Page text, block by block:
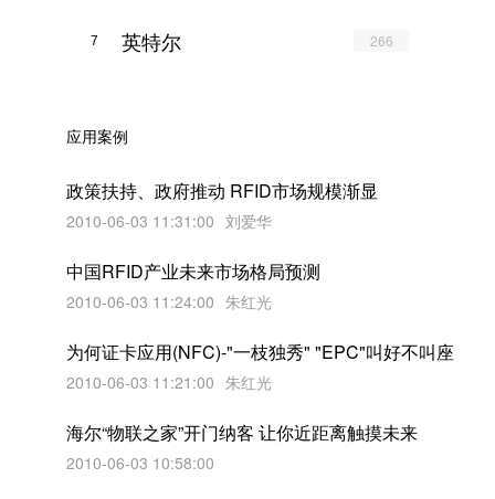
7 英特尔 266
应用案例
政策扶持、政府推动 RFID市场规模渐显
2010-06-03 11:31:00 刘爱华
中国RFID产业未来市场格局预测
2010-06-03 11:24:00 朱红光
为何证卡应用(NFC)-"一枝独秀" "EPC"叫好不叫座
2010-06-03 11:21:00 朱红光
海尔“物联之家”开门纳客 让你近距离触摸未来
2010-06-03 10:58:00